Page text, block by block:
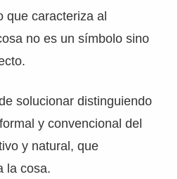
que caracteriza al
no es un símbolo sino
solucionar distinguiendo
y convencional del
y natural, que
la cosa.